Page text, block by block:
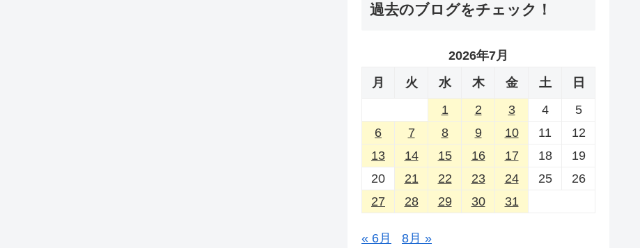
過去のブログをチェック！
2026年7月
月
火 水 木 金 土
日
1
2 3 4
5
6
7 8 9 10 11
12
13
14 15 16 17 18
19
20
21 22 23 24 25
26
27
28 29 30 31
« 6月 8月 »